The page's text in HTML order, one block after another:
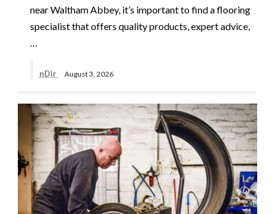
near Waltham Abbey, it’s important to find a flooring
specialist that offers quality products, expert advice,
…
nDir August 3, 2026